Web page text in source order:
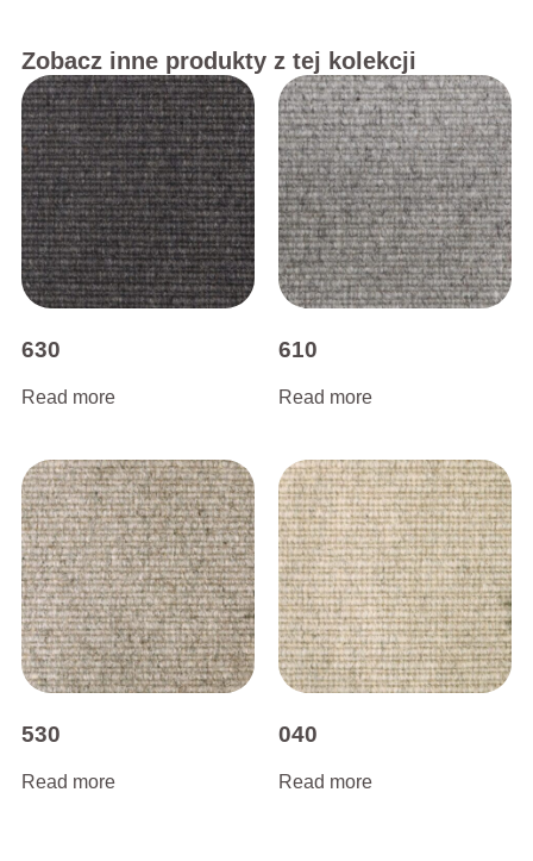
Zobacz inne produkty z tej kolekcji
630
Read more
610
Read more
530
Read more
040
Read more